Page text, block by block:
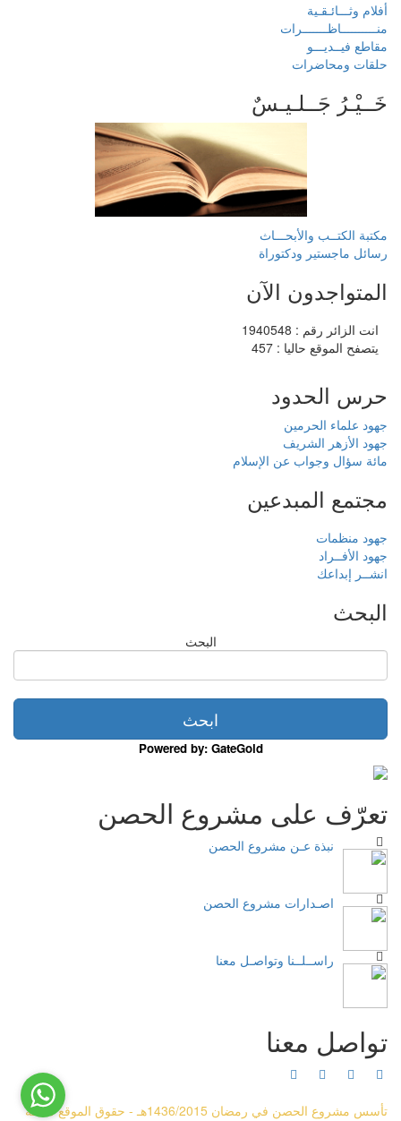
أفلام وثـــائـقـية
منــــــــــاظـــــــرات
مقاطع فيــديـــو
حلقات ومحاضرات
خَــيْـرُ جَــلـيـسٌ
مكتبة الكتــب والأبحـــاث
رسائل ماجستير ودكتوراة
المتواجدون الآن
انت الزائر رقم : 1940548
يتصفح الموقع حاليا : 457
حرس الحدود
جهود علماء الحرمين
جهود الأزهر الشريف
مائة سؤال وجواب عن الإسلام
مجتمع المبدعين
جهود منظمات
جهود الأفــراد
انشــر إبداعك
البحث
البحث
Powered by: GateGold
تعرّف على مشروع الحصن
نبذة عـن مشروع الحصن
اصـدارات مشروع الحصن
راســلــنا وتواصـل معنا
تواصل معنا
تأسس مشروع الحصن في رمضان 1436/2015هـ - حقوق الموقع متاحة